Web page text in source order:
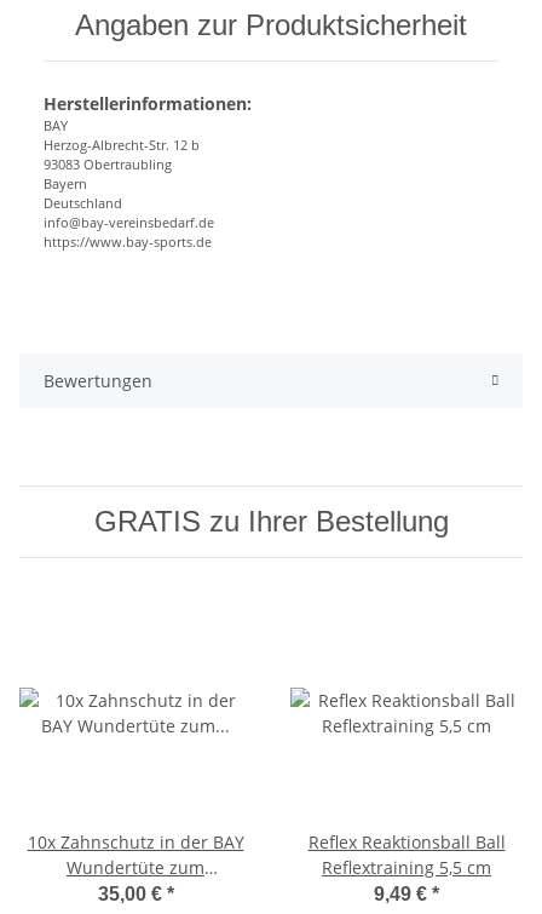
Angaben zur Produktsicherheit
Herstellerinformationen:
BAY
Herzog-Albrecht-Str. 12 b
93083 Obertraubling
Bayern
Deutschland
info@bay-vereinsbedarf.de
https://www.bay-sports.de
Bewertungen
GRATIS zu Ihrer Bestellung
10x Zahnschutz in der BAY
Wundertüte zum
Kennenlernpreis
35,00 € *
Reflex Reaktionsball Ball
Reflextraining 5,5 cm
9,49 € *